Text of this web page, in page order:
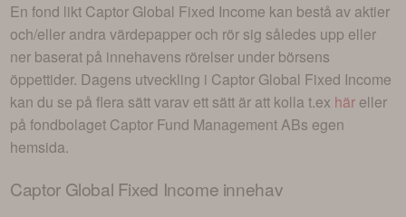
En fond likt Captor Global Fixed Income kan bestå av aktier
och/eller andra värdepapper och rör sig således upp eller
ner baserat på innehavens rörelser under börsens
öppettider. Dagens utveckling i Captor Global Fixed Income
kan du se på flera sätt varav ett sätt är att kolla t.ex här eller
på fondbolaget Captor Fund Management ABs egen
hemsida.
Captor Global Fixed Income innehav